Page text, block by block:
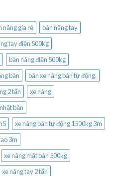
nâng gía rẻ
bàn nâng tay
tay điện 500kg
bàn nâng điện 500kg
bàn
bán xe nâng bán tự động.
2 tấn
xe nâng
bản
xe nâng bán tự động 1500kg 3m
3m
xe nâng mặt bàn 500kg
xe nâng tay 2 tấn